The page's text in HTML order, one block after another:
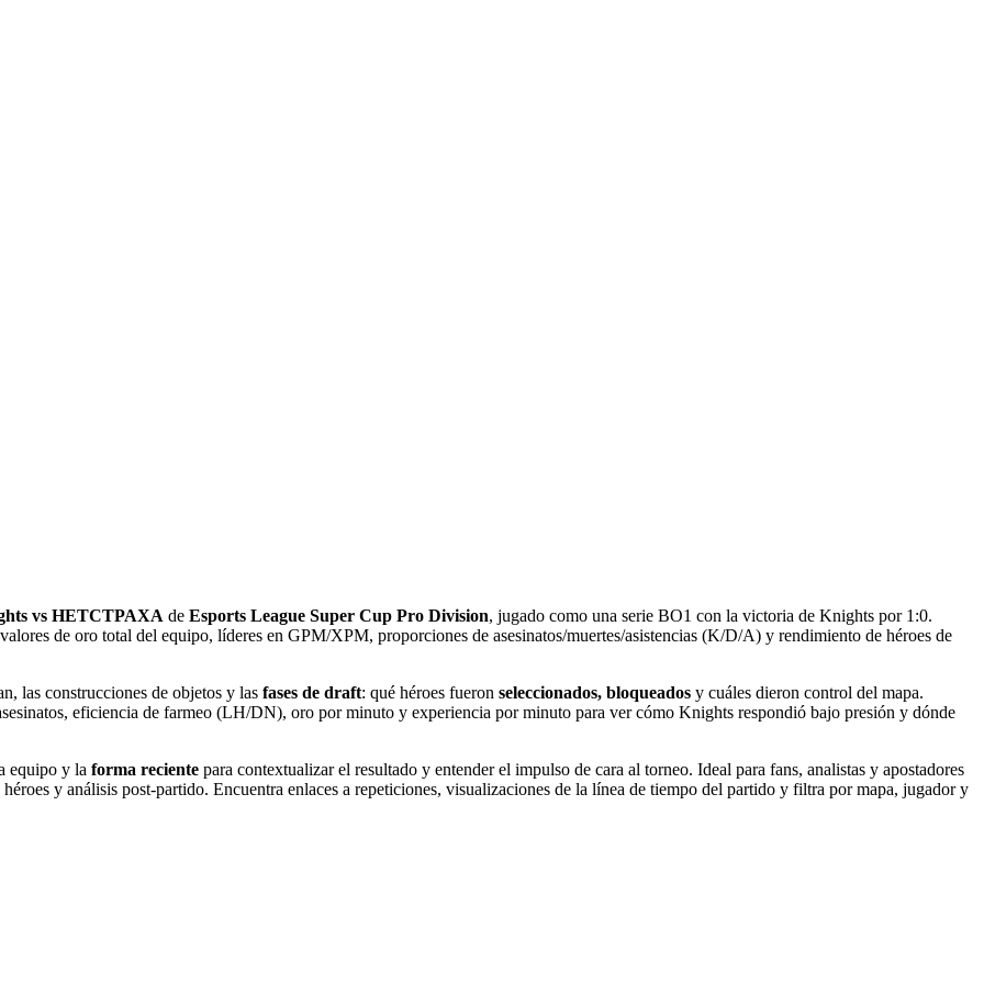
vs HETCTPAXA de Esports League Super Cup Pro Division, jugado como una serie BO1 con la victoria de Knights por 1:0.
de oro total del equipo, líderes en GPM/XPM, proporciones de asesinatos/muertes/asistencias (K/D/A) y rendimiento de héroes de
las construcciones de objetos y las fases de draft: qué héroes fueron seleccionados, bloqueados y cuáles dieron control del mapa.
eficiencia de farmeo (LH/DN), oro por minuto y experiencia por minuto para ver cómo Knights respondió bajo presión y dónde
equipo y la forma reciente para contextualizar el resultado y entender el impulso de cara al torneo. Ideal para fans, analistas y apostadores
y análisis post-partido. Encuentra enlaces a repeticiones, visualizaciones de la línea de tiempo del partido y filtra por mapa, jugador y